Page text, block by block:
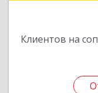
Клиентов на